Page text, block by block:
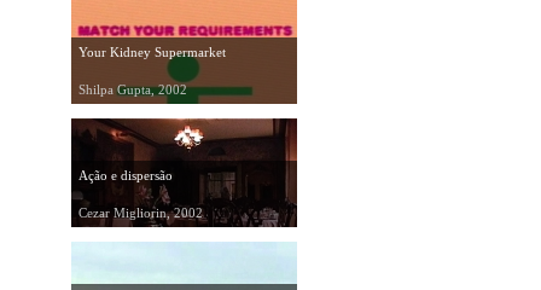
Your Kidney Supermarket
Shilpa Gupta, 2002
Ação e dispersão
Cezar Migliorin, 2002